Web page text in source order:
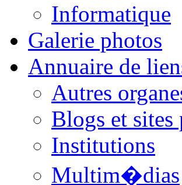
Informatique
Galerie photos
Annuaire de
Autres
Blogs et sites
Institutions
Multim�dias